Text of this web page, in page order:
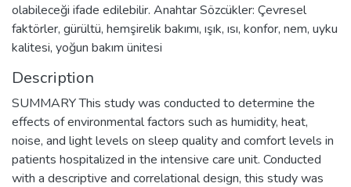
olabileceği ifade edilebilir. Anahtar Sözcükler: Çevresel
faktörler, gürültü, hemşirelik bakımı, ışık, ısı, konfor, nem, uyku
kalitesi, yoğun bakım ünitesi
Description
SUMMARY This study was conducted to determine the
effects of environmental factors such as humidity, heat,
noise, and light levels on sleep quality and comfort levels in
patients hospitalized in the intensive care unit. Conducted
with a descriptive and correlational design, this study was